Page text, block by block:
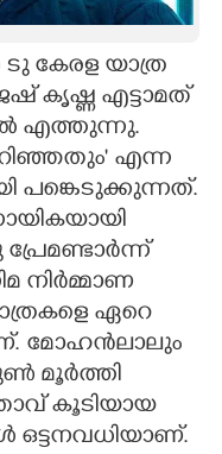
ടു കേരള യാത്ര
കൃഷ്ണ എട്ടാമത്
എത്തുന്നു.
എന്ന
പങ്കെടുക്കുന്നത്.
നിർമ്മാണ
ഏറെ
മോഹൻലാലും
മൂർത്തി
കൂടിയായ
ഒട്ടനവധിയാണ്.